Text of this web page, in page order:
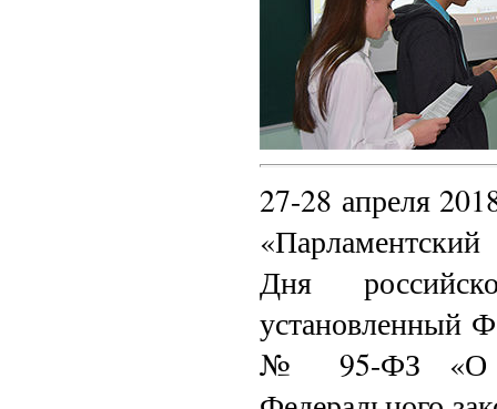
27-28 апреля
Дня
установленный
№ 95-ФЗ «О